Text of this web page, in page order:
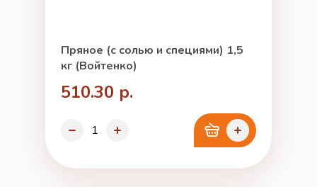
Пряное (с солью и специями) 1,5
кг (Войтенко)
510.30 р.